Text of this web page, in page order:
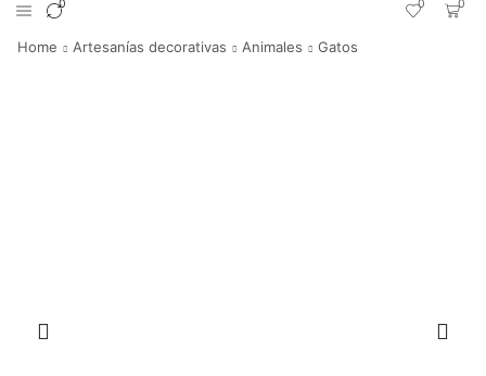
0 0 0
Home Artesanías decorativas Animales Gatos